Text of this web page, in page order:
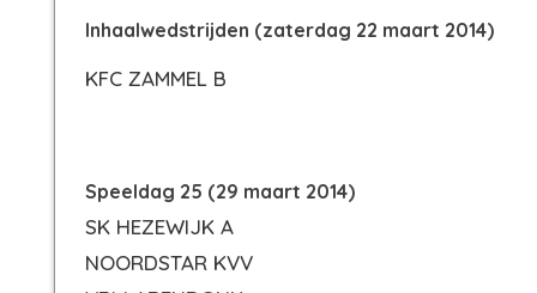
Inhaalwedstrijden (zaterdag 22 maart 2014)
KFC ZAMMEL B
Speeldag 25 (29 maart 2014)
SK HEZEWIJK A
NOORDSTAR KVV